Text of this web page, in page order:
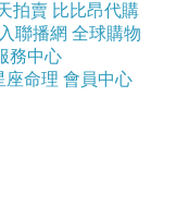
拍賣 比比昂代購
聯播網 全球購物
務中心
座命理 會員中心